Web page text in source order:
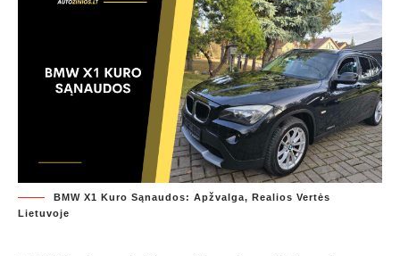
BMW X1 Kuro Sąnaudos: Apžvalga, Realios Vertės
Lietuvoje